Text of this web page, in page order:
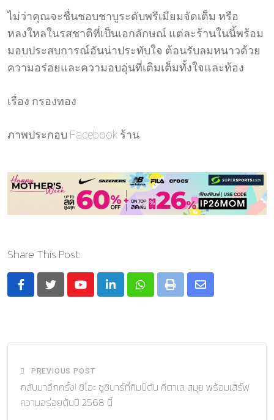
ไม่ว่าคุณจะชื่นชอบชาบูระดับพรีเมียมจัดเต็ม หรือ
หลงใหลในรสชาติที่เป็นเอกลักษณ์ แต่ละร้านในนี้พร้อม
มอบประสบการณ์อันน่าประทับใจ ต้อนรับลมหนาวด้วย
ความอร่อยและความอบอุ่นที่เติมเต็มทั้งใจและท้อง
เรื่อง กรองทอง
ภาพประกอบ Facebook ร้าน
Share This Post:
YoutubeLinkedInWhatsapp
Print
Share
PREVIOUS POST
กลับมาอีกครั้ง! ชิโอะ ซูชิบาร์ที่คิมป์ตัน คีตาเล สมุย พร้อมเสิร์ฟ
ความอร่อยต้นปี 2568 นี้